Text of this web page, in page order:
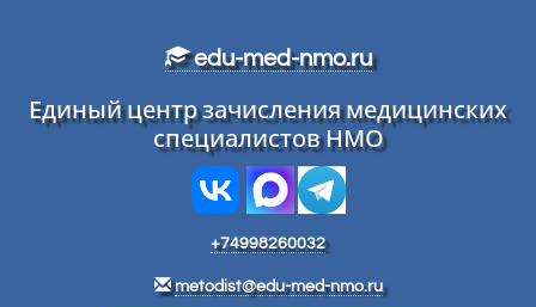
edu-med-nmo.ru
Единый центр зачисления медицинских
специалистов НМО
+74998260032
metodist@edu-med-nmo.ru